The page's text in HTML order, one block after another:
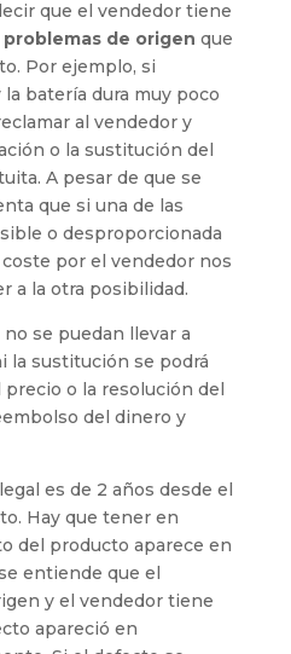
que el vendedor tiene
problemas de origen que
Por ejemplo, si
batería dura muy poco
al vendedor y
o la sustitución del
A pesar de que se
que si una de las
o desproporcionada
por el vendedor nos
a la otra posibilidad.
se puedan llevar a
la sustitución se podrá
o la resolución del
del dinero y
es de 2 años desde el
Hay que tener en
del producto aparece en
entiende que el
y el vendedor tiene
apareció en